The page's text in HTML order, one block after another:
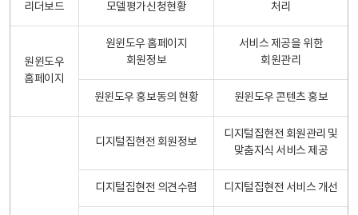
리더보드
모델평가신청현황
처리
원윈도우
홈페이지
원윈도우 홈페이지
회원정보
서비스 제공을 위한
회원관리
원윈도우 홍보동의 현황 원윈도우 콘텐츠 홍보
디지털집현전 회원정보
디지털집현전 회원관리 및
맞춤지식 서비스 제공
디지털집현전 의견수렴 디지털집현전 서비스 개선